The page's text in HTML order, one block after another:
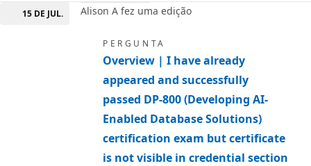
15 DE JUL. Alison A fez uma edição
PERGUNTA
Overview | I have already
appeared and successfully
passed DP-800 (Developing AI-
Enabled Database Solutions)
certification exam but certificate
is not visible in credential section